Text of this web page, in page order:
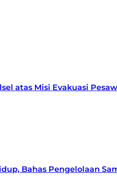
atas Misi Evakuasi
Bahas Pengelolaan